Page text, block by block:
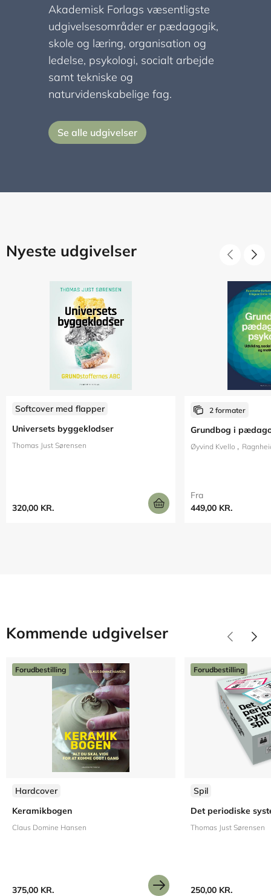
Akademisk Forlags væsentligste
udgivelsesområder er pædagogik,
skole og læring, organisation og
ledelse, psykologi, socialt arbejde
samt tekniske og
naturvidenskabelige fag.
Se alle udgivelser
Nyeste udgivelser
Softcover med flapper
Universets byggeklodser
Thomas Just Sørensen
320,00 KR.
2 formater
Grundbog i
Øyvind Kvello
Fra
449,00 KR.
Kommende udgivelser
Hardcover
Keramikbogen
Claus Domine Hansen
375,00 KR.
Forudbestilling
Spil
Det periodiske
Thomas Just Sørensen
250,00 KR.
Forudbestilling